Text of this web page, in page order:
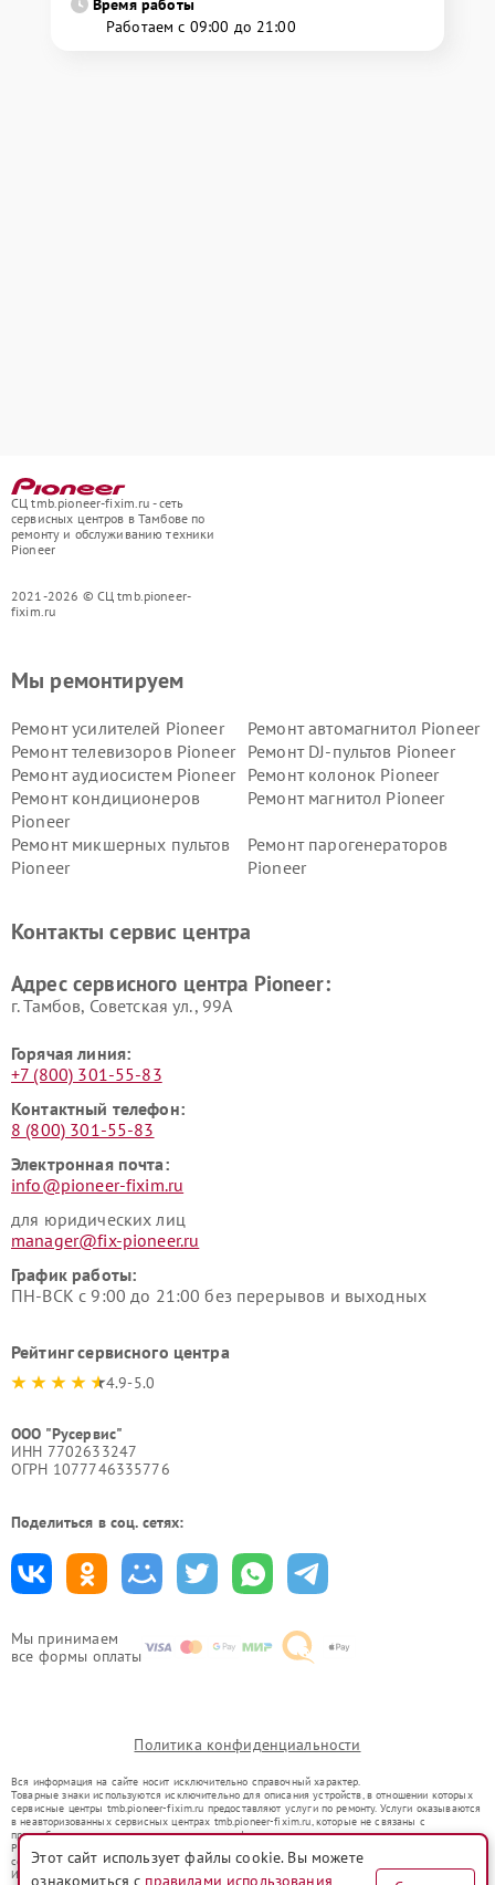
Время работы
Работаем с 09:00 до 21:00
СЦ tmb.pioneer-fixim.ru - сеть
сервисных центров в Тамбове по
ремонту и обслуживанию техники
Pioneer
2021-2026 © СЦ tmb.pioneer-
fixim.ru
Мы принимаем
все формы оплаты
Мы ремонтируем
Ремонт усилителей Pioneer
Ремонт автомагнитол Pioneer
Ремонт телевизоров Pioneer
Ремонт DJ-пультов Pioneer
Ремонт аудиосистем Pioneer
Ремонт колонок Pioneer
Ремонт кондиционеров
Pioneer
Ремонт магнитол Pioneer
Ремонт микшерных пультов
Pioneer
Ремонт парогенераторов
Pioneer
Контакты сервис центра
Адрес сервисного центра Pioneer:
г. Тамбов, Советская ул., 99А
Горячая линия:
+7 (800) 301-55-83
Контактный телефон:
8 (800) 301-55-83
Электронная почта:
info@pioneer-fixim.ru
для юридических лиц
manager@fix-pioneer.ru
График работы:
ПН-ВСК с 9:00 до 21:00 без перерывов и выходных
Рейтинг сервисного центра
4.9-5.0
ООО "Русервис"
ИНН 7702633247
ОГРН 1077746335776
Поделиться в соц. сетях:
Политика конфиденциальности
Вся информация на сайте носит исключительно справочный характер.
Товарные знаки используются исключительно для описания устройств, в отношении которых
сервисные центры tmb.pioneer-fixim.ru предоставляют услуги по ремонту. Услуги оказываются
в неавторизованных сервисных центрах tmb.pioneer-fixim.ru, которые не связаны с
правообладателями товарных знаков или их официальными представителями.
Ремонт осуществляется для устройств, уже введенных в гражданский оборот в соответствии
со статьей 1487 ГК РФ.
Использование товарных знаков не преследует цели индивидуализации услуг или введения
Этот сайт использует файлы cookie. Вы можете
ознакомиться с правилами использования